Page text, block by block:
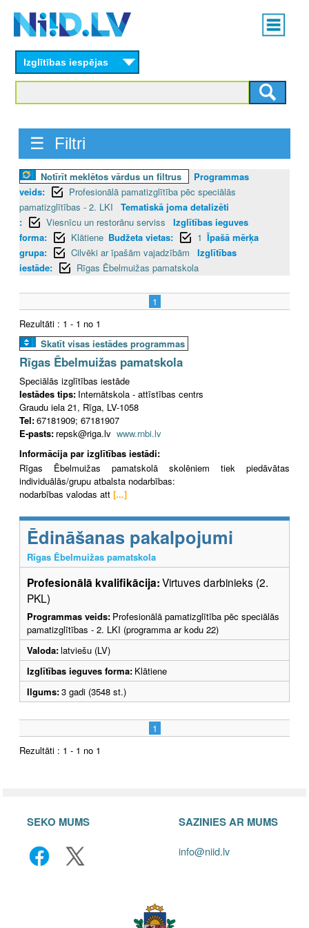
content
Main
menu
Izglītības iespējas
☰ Filtri
Notīrīt meklētos vārdus un filtrus
Programmas
veids:
Profesionālā pamatizglītība pēc speciālās
pamatizglītības - 2. LKI
Tematiskā joma detalizēti
:
Viesnīcu un restorānu serviss
Izglītības ieguves
forma:
Klātiene Budžeta vietas: 1 Īpašā mērķa
grupa:
Cilvēki ar īpašām vajadzībām
Izglītības
iestāde:
Rīgas Ēbelmuižas pamatskola
1
Rezultāti : 1 - 1 no 1
Skatīt visas iestādes programmas
Rīgas Ēbelmuižas pamatskola
Speciālās izglītības iestāde
Iestādes tips: Internātskola - attīstības centrs
Graudu iela 21, Rīga, LV-1058
Tel:67181909; 67181907
E-pasts: repsk@riga.lv www.rnbi.lv
Informācija par izglītības iestādi:
Rīgas Ēbelmuižas pamatskolā skolēniem tiek piedāvātas
individuālās/grupu atbalsta nodarbības:
nodarbības valodas att [...]
Ēdināšanas pakalpojumi
Rīgas Ēbelmuižas pamatskola
Profesionālā kvalifikācija:Virtuves darbinieks (2.
PKL)
Programmas veids: Profesionālā pamatizglītība pēc speciālās
pamatizglītības - 2. LKI (programma ar kodu 22)
Valoda:latviešu (LV)
Izglītības ieguves forma: Klātiene
Ilgums:3 gadi (3548 st.)
1
Rezultāti : 1 - 1 no 1
SEKO MUMS SAZINIES AR MUMS
info@niid.lv